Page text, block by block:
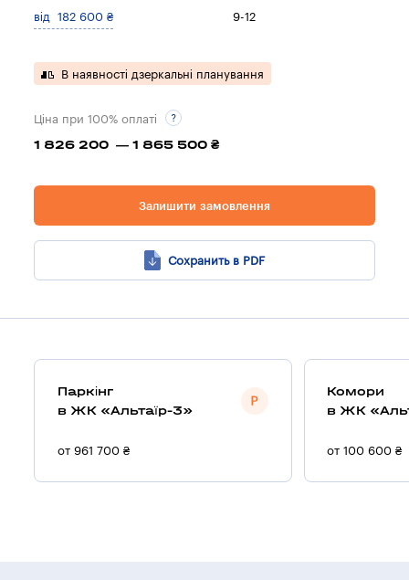
від 182 600 ₴ 9-12
В наявності дзеркальні планування
Ціна при 100% оплаті
1 826 200 — 1 865 500 ₴
Залишити замовлення
Сохранить в PDF
Паркінг
в ЖК «Альтаїр-3»
от 961 700 ₴
Комори
в ЖК
от 100 600 ₴